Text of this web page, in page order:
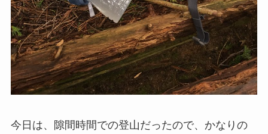
今日は、隙間時間での登山だったので、かなりの